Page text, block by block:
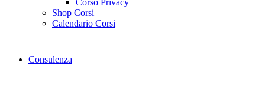
Corso Privacy
Shop Corsi
Calendario Corsi
Consulenza